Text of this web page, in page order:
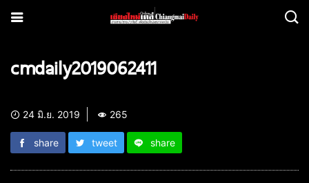
cmdaily2019062411
24 มิ.ย. 2019 265
share tweet share